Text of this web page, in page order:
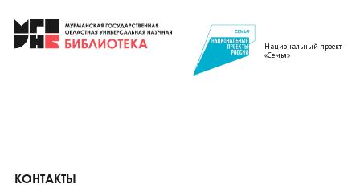
Национальный проект
«Семья»
КОНТАКТЫ